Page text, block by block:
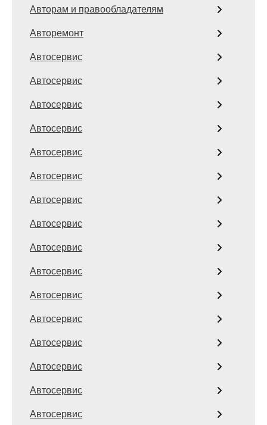
Авторам и правообладателям
Авторемонт
Автосервис
Автосервис
Автосервис
Автосервис
Автосервис
Автосервис
Автосервис
Автосервис
Автосервис
Автосервис
Автосервис
Автосервис
Автосервис
Автосервис
Автосервис
Автосервис